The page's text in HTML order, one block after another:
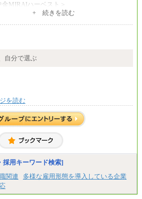
金MIRAIハーベスト＞
+ 続きを読む
自分で選ぶ
を読む
採用キーワード検索]
関連
多様な雇用形態を導入している企業